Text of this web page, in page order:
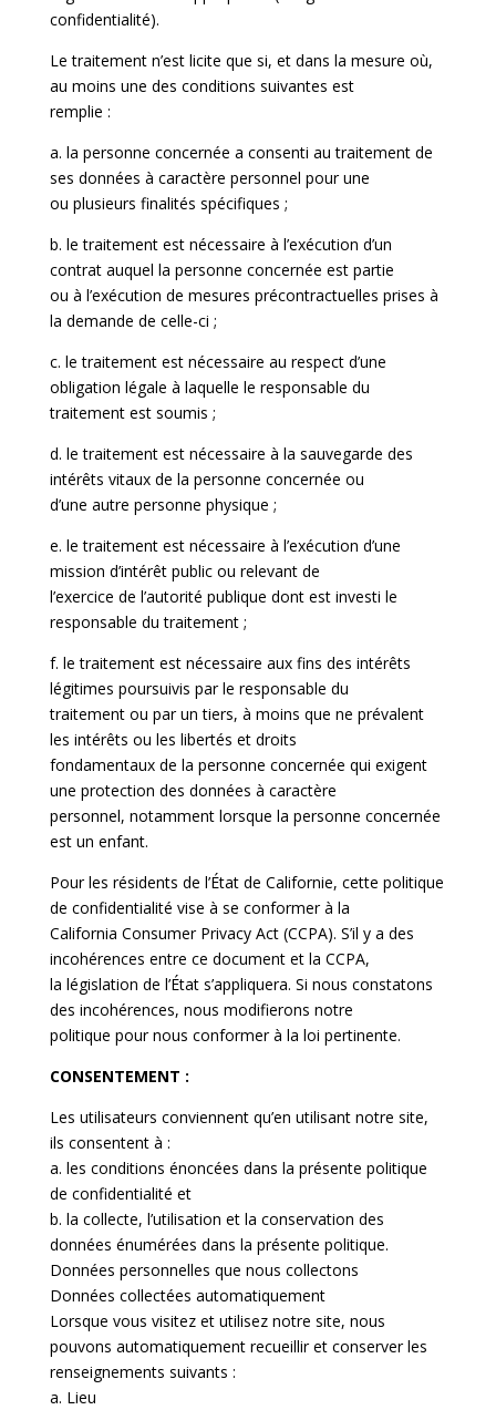
confidentialité).
Le traitement n’est licite que si, et dans la mesure où,
au moins une des conditions suivantes est
remplie :
a. la personne concernée a consenti au traitement de
ses données à caractère personnel pour une
ou plusieurs finalités spécifiques ;
b. le traitement est nécessaire à l’exécution d’un
contrat auquel la personne concernée est partie
ou à l’exécution de mesures précontractuelles prises à
la demande de celle-ci ;
c. le traitement est nécessaire au respect d’une
obligation légale à laquelle le responsable du
traitement est soumis ;
d. le traitement est nécessaire à la sauvegarde des
intérêts vitaux de la personne concernée ou
d’une autre personne physique ;
e. le traitement est nécessaire à l’exécution d’une
mission d’intérêt public ou relevant de
l’exercice de l’autorité publique dont est investi le
responsable du traitement ;
f. le traitement est nécessaire aux fins des intérêts
légitimes poursuivis par le responsable du
traitement ou par un tiers, à moins que ne prévalent
les intérêts ou les libertés et droits
fondamentaux de la personne concernée qui exigent
une protection des données à caractère
personnel, notamment lorsque la personne concernée
est un enfant.
Pour les résidents de l’État de Californie, cette politique
de confidentialité vise à se conformer à la
California Consumer Privacy Act (CCPA). S’il y a des
incohérences entre ce document et la CCPA,
la législation de l’État s’appliquera. Si nous constatons
des incohérences, nous modifierons notre
politique pour nous conformer à la loi pertinente.
CONSENTEMENT :
Les utilisateurs conviennent qu’en utilisant notre site,
ils consentent à :
a. les conditions énoncées dans la présente politique
de confidentialité et
b. la collecte, l’utilisation et la conservation des
données énumérées dans la présente politique.
Données personnelles que nous collectons
Données collectées automatiquement
Lorsque vous visitez et utilisez notre site, nous
pouvons automatiquement recueillir et conserver les
renseignements suivants :
a. Lieu